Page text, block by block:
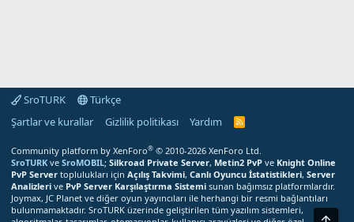
SroTURK
Türkçe
Şartlar ve kurallar
Gizlilik politikası Yardım
S
T
U
R
K
R
S
Community platform by XenForo® © 2010-2026 XenForo Ltd.
SroTURK ve SroMOBIL; Silkroad Private Server, Metin2 PvP ve Knight Online
PvP Server toplulukları için Açılış Takvimi, Canlı Oyuncu İstatistikleri, Server
Analizleri ve PvP Server Karşılaştırma Sistemi sunan bağımsız platformlardır.
Joymax, JC Planet ve diğer oyun yayıncıları ile herhangi bir resmi bağlantıları
bulunmamaktadır. SroTURK üzerinde geliştirilen tüm yazılım sistemleri,